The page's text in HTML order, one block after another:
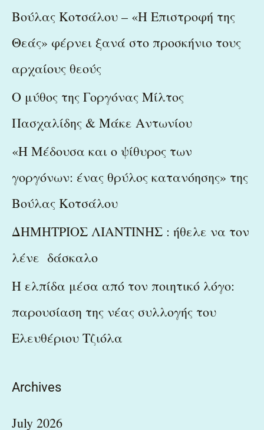
f
o
Βούλας Κοτσάλου – «Η Επιστροφή της
Θεάς» φέρνει ξανά στο προσκήνιο τους
αρχαίους θεούς
Ο μύθος της Γοργόνας Μίλτος
Πασχαλίδης & Μάκε Αντωνίου
«Η Μέδουσα και ο ψίθυρος των
γοργόνων: ένας θρύλος κατανόησης» της
Βούλας Κοτσάλου
ΔΗΜΗΤΡΙΟΣ ΛΙΑΝΤΙΝΗΣ : ήθελε να τον
λένε δάσκαλο
Η ελπίδα μέσα από τον ποιητικό λόγο:
παρουσίαση της νέας συλλογής του
Ελευθέριου Τζιόλα
Archives
July 2026